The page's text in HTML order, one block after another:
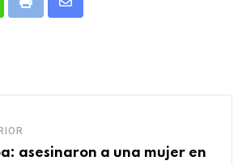
Print
Share
asesinaron a una mujer en